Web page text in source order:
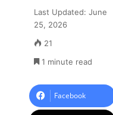
Last Updated: June
25, 2026
21
1 minute read
Facebook